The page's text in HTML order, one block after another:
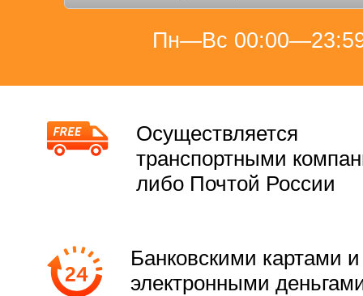
Пн—Вс
Осуществляется
транспортными
либо Почтой России
Банковскими картами и
электронными